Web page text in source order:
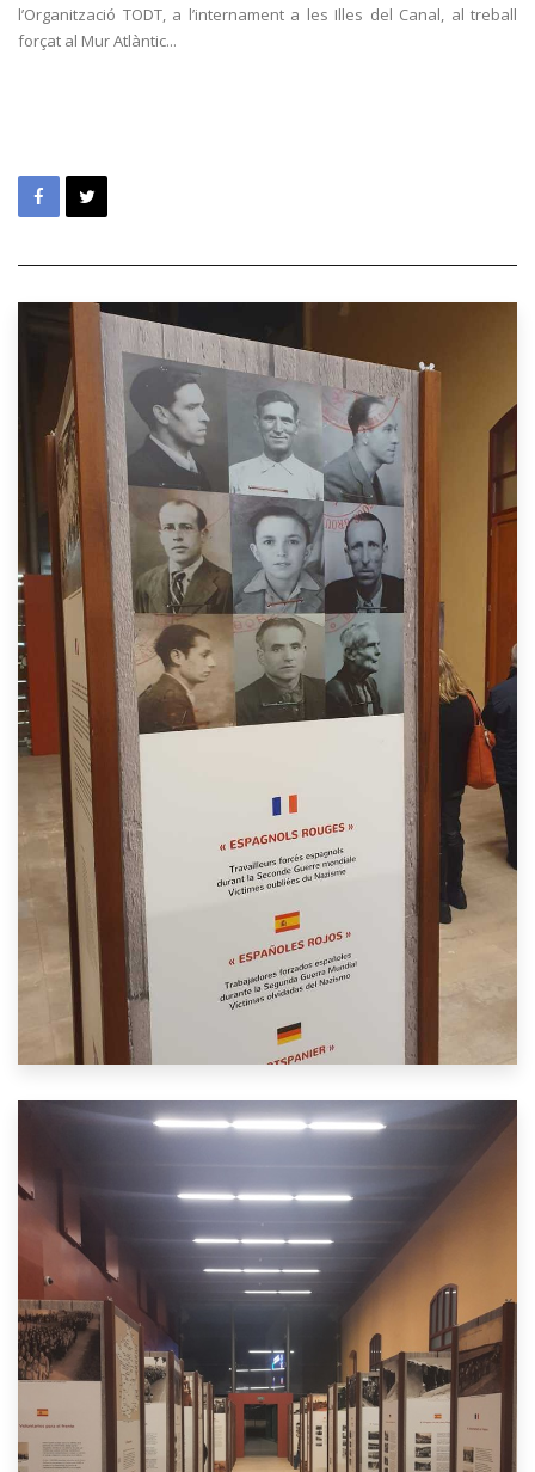
l’Organització TODT, a l’internament a les Illes del Canal, al treball
forçat al Mur Atlàntic...